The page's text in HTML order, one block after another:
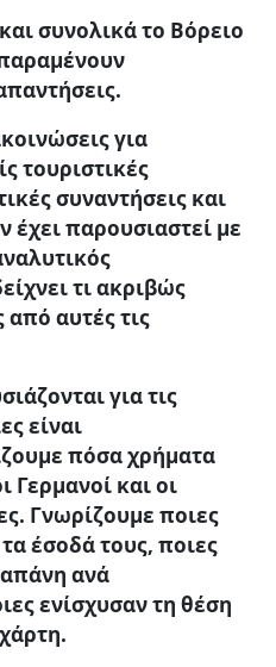
συνολικά το Βόρειο
για
τουριστικές
συναντήσεις και
έχει παρουσιαστεί με
τι ακριβώς
αυτές τις
για τις
είναι
πόσα χρήματα
Γερμανοί και οι
Γνωρίζουμε ποιες
έσοδά τους, ποιες
ανά
ενίσχυσαν τη θέση